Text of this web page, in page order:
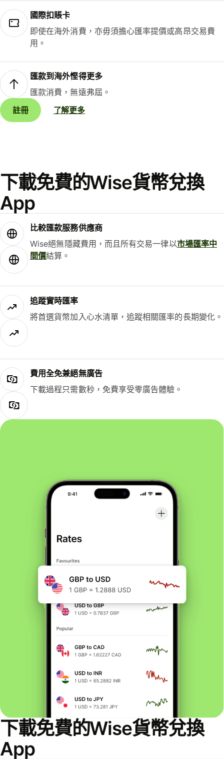
國際扣賬卡
即使在海外消費，亦毋須擔心匯率提價或高昂交易費
用。
匯款到海外慳得更多
匯款消費，無遠弗屆。
註冊
了解更多
下載免費的Wise貨幣兌換
App
比較匯款服務供應商
Wise絕無隱藏費用，而且所有交易一律以市場匯率中
間價結算。
追蹤實時匯率
將首選貨幣加入心水清單，追蹤相關匯率的長期變化。
費用全免兼絕無廣告
下載過程只需數秒，免費享受零廣告體驗。
下載免費的Wise貨幣兌換
App